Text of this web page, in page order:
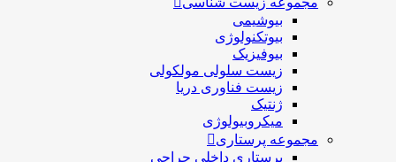
بیوشیمی
بیوتکنولوژی
بیوفیزیک
زیست سلولی مولکولی
زیست فناوری دریا
ژنتیک
میکروبیولوژی
مجموعه پرستاری
پرستاری داخلی جراحی